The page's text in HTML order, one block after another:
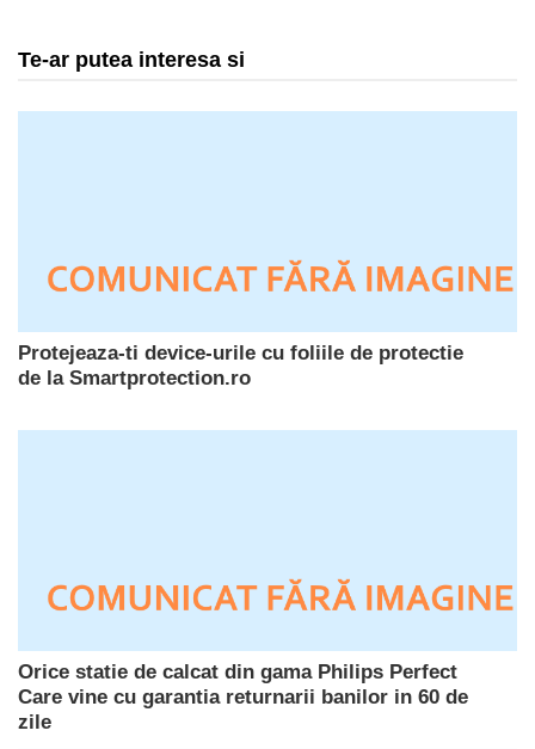
Te-ar putea interesa si
Protejeaza-ti device-urile cu foliile de protectie
de la Smartprotection.ro
Orice statie de calcat din gama Philips Perfect
Care vine cu garantia returnarii banilor in 60 de
zile